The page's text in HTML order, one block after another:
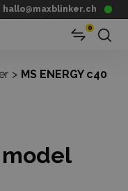
hallo@maxblinker.ch
0
> MS ENERGY c40
model